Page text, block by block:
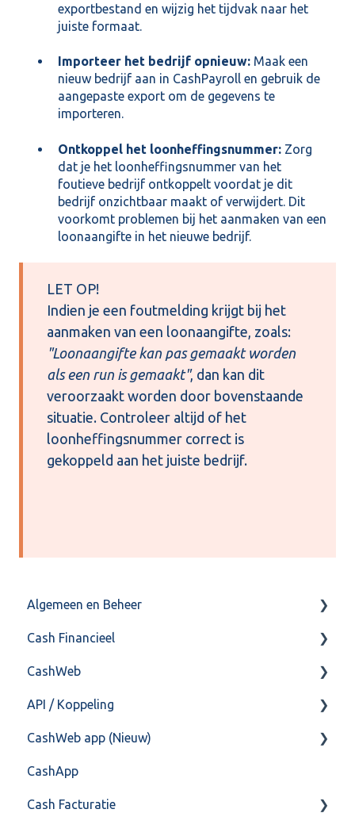
exportbestand en wijzig het tijdvak naar het
juiste formaat.
Importeer het bedrijf opnieuw: Maak een
nieuw bedrijf aan in CashPayroll en gebruik de
aangepaste export om de gegevens te
importeren.
Ontkoppel het loonheffingsnummer: Zorg
dat je het loonheffingsnummer van het
foutieve bedrijf ontkoppelt voordat je dit
bedrijf onzichtbaar maakt of verwijdert. Dit
voorkomt problemen bij het aanmaken van een
loonaangifte in het nieuwe bedrijf.
LET OP!
Indien je een foutmelding krijgt bij het
aanmaken van een loonaangifte, zoals:
"Loonaangifte kan pas gemaakt worden
als een run is gemaakt", dan kan dit
veroorzaakt worden door bovenstaande
situatie. Controleer altijd of het
loonheffingsnummer correct is
gekoppeld aan het juiste bedrijf.
Algemeen en Beheer
Bank(koppeling)
Import/Export
Postbus
Training & Consultancy
Overig
Cash Financieel
Boekhoud
Fiscaal
Overig
CashWeb
CashHero Layout
Mailen vanuit CASHWeb
Algemeen gebruik
API / Koppeling
Algemeen
Api 3.0 (SOAP API)
API 4.0 (REST API)
CashWeb app (Nieuw)
Veel gestelde vragen
CashApp
Cash Facturatie